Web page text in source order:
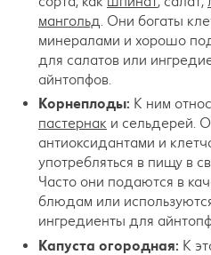
мангольд . Они богаты
минералами и хорошо
для салатов или
айнтопфов.
Корнеплоды: К ним
пастернак и сельдерей.
антиоксидантами и
употребляться в пищу в
Часто они подаются в
блюдам или
ингредиенты для
Капуста огородная: К